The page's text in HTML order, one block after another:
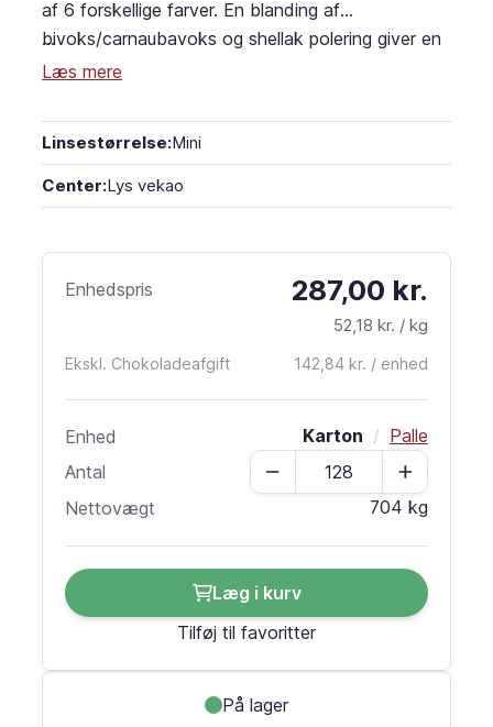
af 6 forskellige farver. En blanding af
bivoks/carnaubavoks og shellak polering giver en
glat og blank finish. Denne vekao linse er et
chokoladelinser. De har et højere smeltepunkt,
hvilket gør dem ideelle til dekorative formål.
...
Læs mere
Linsestørrelse:Mini
Center:Lys vekao
Enhedspris 287,00 kr.
52,18 kr. / kg
Ekskl. Chokoladeafgift 142,84 kr. / enhed
Enhed Karton / Palle
Antal
Antal
Nettovægt 704 kg
Læg i kurv
Tilføj til favoritter
På lager